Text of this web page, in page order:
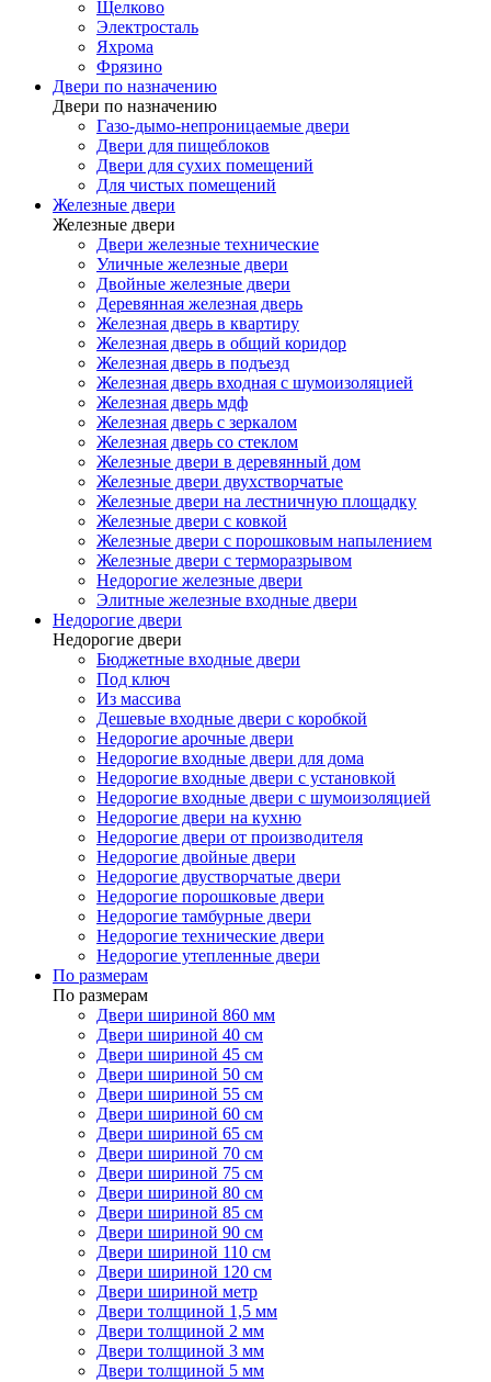
Щелково
Электросталь
Яхрома
Фрязино
Двери по назначению
Двери по назначению
Газо-дымо-непроницаемые двери
Двери для пищеблоков
Двери для сухих помещений
Для чистых помещений
Железные двери
Железные двери
Двери железные технические
Уличные железные двери
Двойные железные двери
Деревянная железная дверь
Железная дверь в квартиру
Железная дверь в общий коридор
Железная дверь в подъезд
Железная дверь входная с шумоизоляцией
Железная дверь мдф
Железная дверь с зеркалом
Железная дверь со стеклом
Железные двери в деревянный дом
Железные двери двухстворчатые
Железные двери на лестничную площадку
Железные двери с ковкой
Железные двери с порошковым напылением
Железные двери с терморазрывом
Недорогие железные двери
Элитные железные входные двери
Недорогие двери
Недорогие двери
Бюджетные входные двери
Под ключ
Из массива
Дешевые входные двери с коробкой
Недорогие арочные двери
Недорогие входные двери для дома
Недорогие входные двери с установкой
Недорогие входные двери с шумоизоляцией
Недорогие двери на кухню
Недорогие двери от производителя
Недорогие двойные двери
Недорогие двустворчатые двери
Недорогие порошковые двери
Недорогие тамбурные двери
Недорогие технические двери
Недорогие утепленные двери
По размерам
По размерам
Двери шириной 860 мм
Двери шириной 40 см
Двери шириной 45 см
Двери шириной 50 см
Двери шириной 55 см
Двери шириной 60 см
Двери шириной 65 см
Двери шириной 70 см
Двери шириной 75 см
Двери шириной 80 см
Двери шириной 85 см
Двери шириной 90 см
Двери шириной 110 см
Двери шириной 120 см
Двери шириной метр
Двери толщиной 1,5 мм
Двери толщиной 2 мм
Двери толщиной 3 мм
Двери толщиной 5 мм